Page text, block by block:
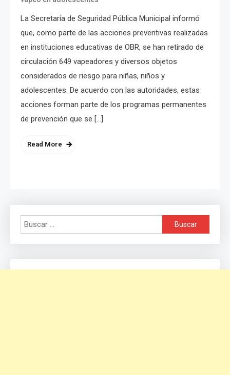
La Secretaría de Seguridad Pública Municipal informó
que, como parte de las acciones preventivas realizadas
en instituciones educativas de OBR, se han retirado de
circulación 649 vapeadores y diversos objetos
considerados de riesgo para niñas, niños y
adolescentes. De acuerdo con las autoridades, estas
acciones forman parte de los programas permanentes
de prevención que se […]
Read More
Buscar: